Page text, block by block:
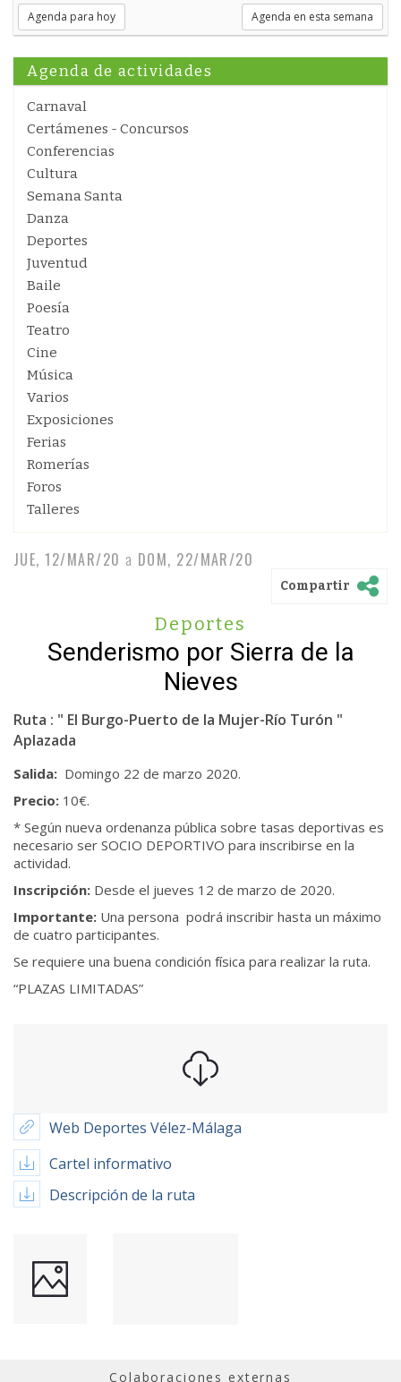
Agenda para hoy Agenda en esta semana
Agenda de actividades
Carnaval
Certámenes - Concursos
Conferencias
Cultura
Semana Santa
Danza
Deportes
Juventud
Baile
Poesía
Teatro
Cine
Música
Varios
Exposiciones
Ferias
Romerías
Foros
Talleres
JUE, 12/MAR/20 a DOM, 22/MAR/20
Compartir
Deportes
Senderismo por Sierra de la
Nieves
Ruta : " El Burgo-Puerto de la Mujer-Río Turón "
Aplazada
Salida: Domingo 22 de marzo 2020.
Precio: 10€.
* Según nueva ordenanza pública sobre tasas deportivas es
necesario ser SOCIO DEPORTIVO para inscribirse en la
actividad.
Inscripción: Desde el jueves 12 de marzo de 2020.
Importante: Una persona podrá inscribir hasta un máximo
de cuatro participantes.
Se requiere una buena condición física para realizar la ruta.
“PLAZAS LIMITADAS”
Web Deportes Vélez-Málaga
Cartel informativo
Descripción de la ruta
Colaboraciones externas